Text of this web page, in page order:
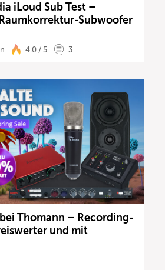
iLoud Sub Test –
Subwoofer
4.0 / 5 3
Thomann – Recording-
und mit